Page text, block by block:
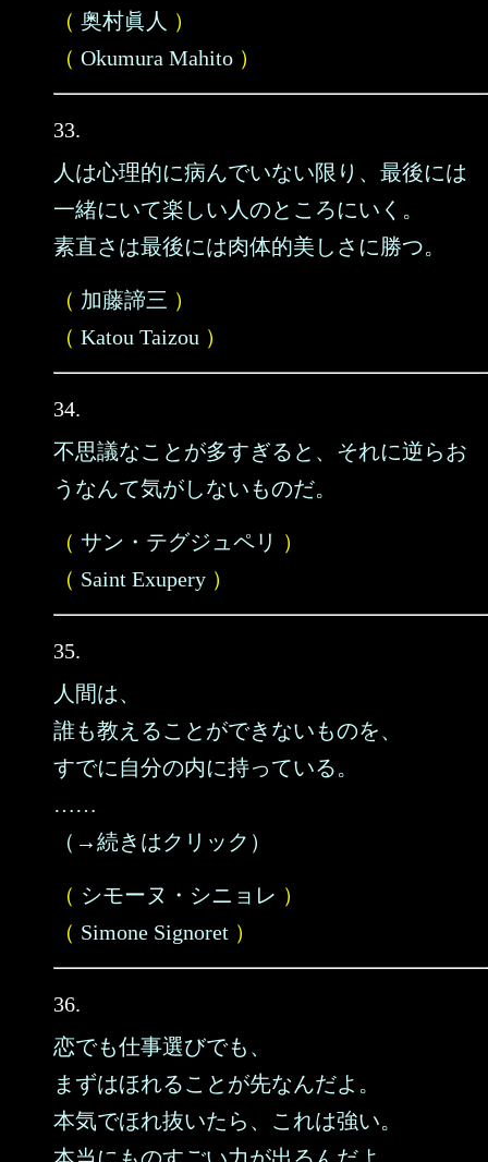
（ 奥村眞人 ）
（ Okumura Mahito ）
33.
人は心理的に病んでいない限り、最後には
一緒にいて楽しい人のところにいく。
素直さは最後には肉体的美しさに勝つ。
（ 加藤諦三 ）
（ Katou Taizou ）
34.
不思議なことが多すぎると、それに逆らお
うなんて気がしないものだ。
（ サン・テグジュペリ ）
（ Saint Exupery ）
35.
人間は、
誰も教えることができないものを、
すでに自分の内に持っている。
……
（→続きはクリック）
（ シモーヌ・シニョレ ）
（ Simone Signoret ）
36.
恋でも仕事選びでも、
まずはほれることが先なんだよ。
本気でほれ抜いたら、これは強い。